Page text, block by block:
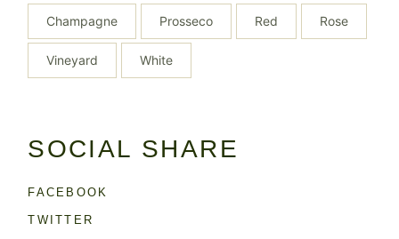
Champagne Prosseco Red Rose
Vineyard White
SOCIAL SHARE
FACEBOOK
TWITTER